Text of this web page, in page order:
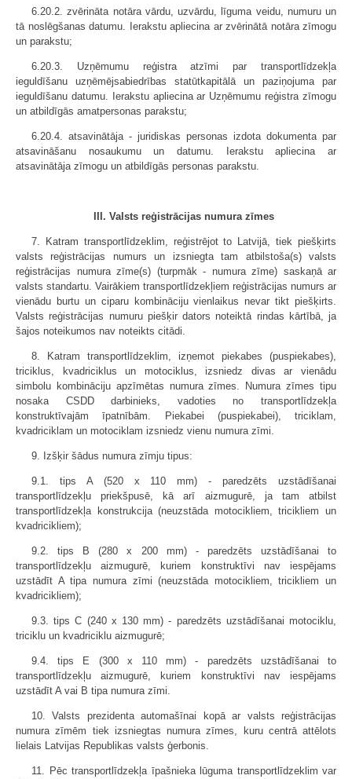
6.20.2. zvērināta notāra vārdu, uzvārdu, līguma veidu, numuru un
tā noslēgšanas datumu. Ierakstu apliecina ar zvērinātā notāra zīmogu
un parakstu;
6.20.3. Uzņēmumu reģistra atzīmi par transportlīdzekļa
ieguldīšanu uzņēmējsabiedrības statūtkapitālā un paziņojuma par
ieguldīšanu datumu. Ierakstu apliecina ar Uzņēmumu reģistra zīmogu
un atbildīgās amatpersonas parakstu;
6.20.4. atsavinātāja - juridiskas personas izdota dokumenta par
atsavināšanu nosaukumu un datumu. Ierakstu apliecina ar
atsavinātāja zīmogu un atbildīgās personas parakstu.
III. Valsts reģistrācijas numura zīmes
7. Katram transportlīdzeklim, reģistrējot to Latvijā, tiek piešķirts
valsts reģistrācijas numurs un izsniegta tam atbilstoša(s) valsts
reģistrācijas numura zīme(s) (turpmāk - numura zīme) saskaņā ar
valsts standartu. Vairākiem transportlīdzekļiem reģistrācijas numurs ar
vienādu burtu un ciparu kombināciju vienlaikus nevar tikt piešķirts.
Valsts reģistrācijas numuru piešķir dators noteiktā rindas kārtībā, ja
šajos noteikumos nav noteikts citādi.
8. Katram transportlīdzeklim, izņemot piekabes (puspiekabes),
triciklus, kvadriciklus un motociklus, izsniedz divas ar vienādu
simbolu kombināciju apzīmētas numura zīmes. Numura zīmes tipu
nosaka CSDD darbinieks, vadoties no transportlīdzekļa
konstruktīvajām īpatnībām. Piekabei (puspiekabei), triciklam,
kvadriciklam un motociklam izsniedz vienu numura zīmi.
9. Izšķir šādus numura zīmju tipus:
9.1. tips A (520 x 110 mm) - paredzēts uzstādīšanai
transportlīdzekļu priekšpusē, kā arī aizmugurē, ja tam atbilst
transportlīdzekļa konstrukcija (neuzstāda motocikliem, tricikliem un
kvadricikliem);
9.2. tips B (280 x 200 mm) - paredzēts uzstādīšanai to
transportlīdzekļu aizmugurē, kuriem konstruktīvi nav iespējams
uzstādīt A tipa numura zīmi (neuzstāda motocikliem, tricikliem un
kvadricikliem);
9.3. tips C (240 x 130 mm) - paredzēts uzstādīšanai motociklu,
triciklu un kvadriciklu aizmugurē;
9.4. tips E (300 x 110 mm) - paredzēts uzstādīšanai to
transportlīdzekļu aizmugurē, kuriem konstruktīvi nav iespējams
uzstādīt A vai B tipa numura zīmi.
10. Valsts prezidenta automašīnai kopā ar valsts reģistrācijas
numura zīmēm tiek izsniegtas numura zīmes, kuru centrā attēlots
lielais Latvijas Republikas valsts ģerbonis.
11. Pēc transportlīdzekļa īpašnieka lūguma transportlīdzeklim var